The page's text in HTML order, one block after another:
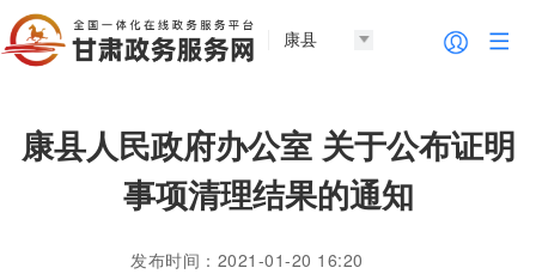
康县
康县人民政府办公室 关于公布证明
事项清理结果的通知
发布时间：2021-01-20 16:20